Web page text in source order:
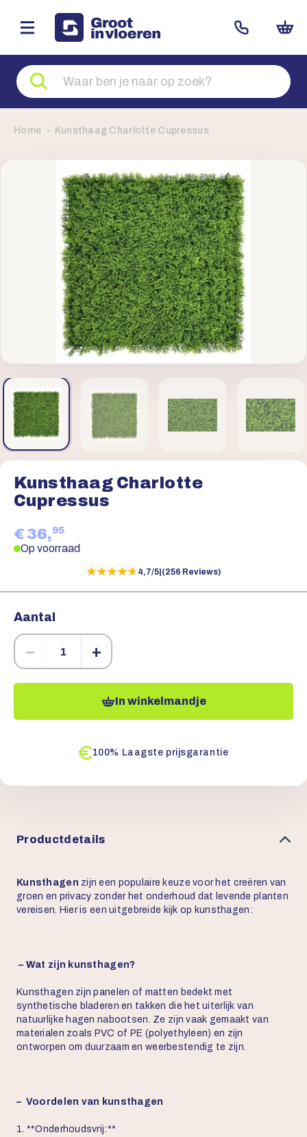
Zoeken
naar
producten
Home Kunsthaag Charlotte Cupressus
Kunsthaag Charlotte
Cupressus
€ 36,95
Op voorraad
★★★★★
★★★★★4,7/5 (256 Reviews)
Aantal
− +
In winkelmandje
100% Laagste prijsgarantie
Productdetails
Kunsthagen zijn een populaire keuze voor het creëren van
groen en privacy zonder het onderhoud dat levende planten
vereisen. Hier is een uitgebreide kijk op kunsthagen:
– Wat zijn kunsthagen?
Kunsthagen zijn panelen of matten bedekt met
synthetische bladeren en takken die het uiterlijk van
natuurlijke hagen nabootsen. Ze zijn vaak gemaakt van
materialen zoals PVC of PE (polyethyleen) en zijn
ontworpen om duurzaam en weerbestendig te zijn.
– Voordelen van kunsthagen
1. **Onderhoudsvrij:**